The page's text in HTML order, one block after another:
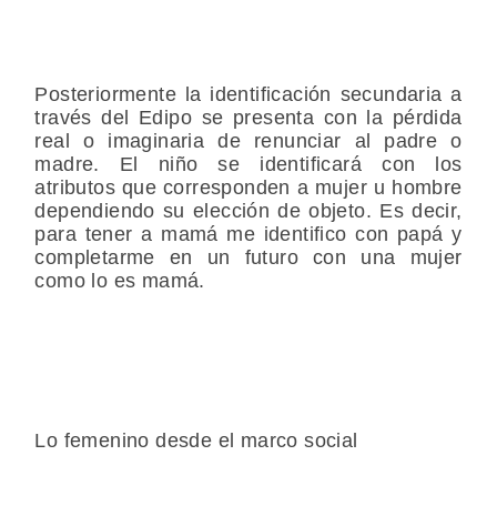
Posteriormente la identificación secundaria a
través del Edipo se presenta con la pérdida
real o imaginaria de renunciar al padre o
madre. El niño se identificará con los
atributos que corresponden a mujer u hombre
dependiendo su elección de objeto. Es decir,
para tener a mamá me identifico con papá y
completarme en un futuro con una mujer
como lo es mamá.
Lo femenino desde el marco social